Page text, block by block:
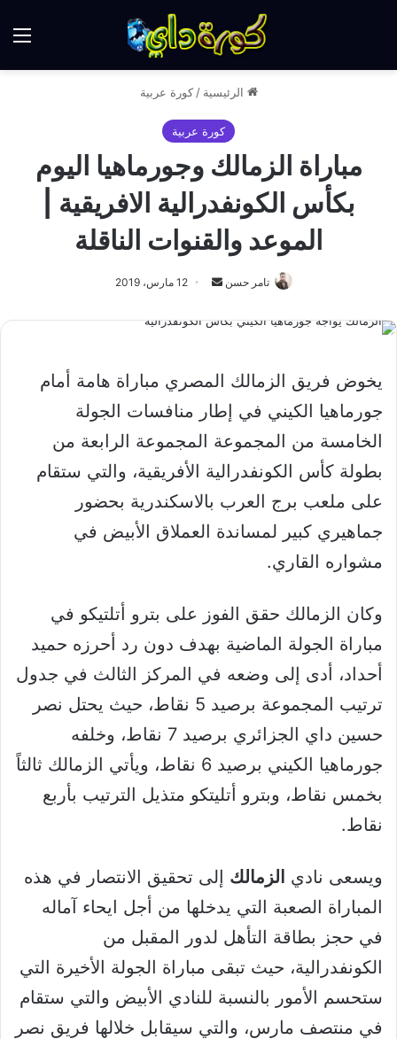
الرئيسية / كورة عربية
كورة عربية
مباراة الزمالك وجورماهيا اليوم
بكأس الكونفدرالية الافريقية |
الموعد والقنوات الناقلة
تامر حسن
أرسل
إلكترونيا
12 مارس، 2019
يخوض فريق الزمالك المصري مباراة هامة أمام
جورماهيا الكيني في إطار منافسات الجولة
الخامسة من المجموعة المجموعة الرابعة من
بطولة كأس الكونفدرالية الأفريقية، والتي ستقام
على ملعب برج العرب بالاسكندرية بحضور
جماهيري كبير لمساندة العملاق الأبيض في
مشواره القاري.
وكان الزمالك حقق الفوز على بترو أتلتيكو في
مباراة الجولة الماضية بهدف دون رد أحرزه حميد
أحداد، أدى إلى وضعه في المركز الثالث في جدول
ترتيب المجموعة برصيد 5 نقاط، حيث يحتل نصر
حسين داي الجزائري برصيد 7 نقاط، وخلفه
جورماهيا الكيني برصيد 6 نقاط، ويأتي الزمالك ثالثاً
بخمس نقاط، وبترو أتليتكو متذيل الترتيب بأربع
نقاط.
ويسعى نادي الزمالك إلى تحقيق الانتصار في هذه
المباراة الصعبة التي يدخلها من أجل ايحاء آماله
في حجز بطاقة التأهل لدور المقبل من
الكونفدرالية، حيث تبقى مباراة الجولة الأخيرة التي
ستحسم الأمور بالنسبة للنادي الأبيض والتي ستقام
في منتصف مارس، والتي سيقابل خلالها فريق نصر